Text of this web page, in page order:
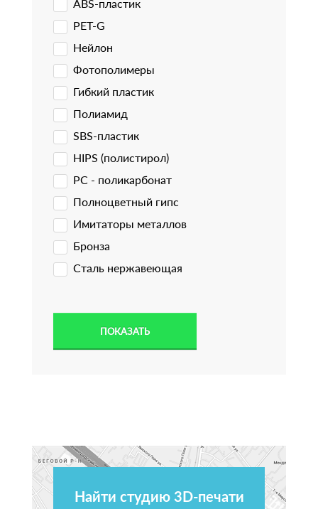
ABS-пластик
PET-G
Нейлон
Фотополимеры
Гибкий пластик
Полиамид
SBS-пластик
HIPS (полистирол)
PC - поликарбонат
Полноцветный гипс
Имитаторы металлов
Бронза
Сталь нержавеющая
Найти студию 3D-печати